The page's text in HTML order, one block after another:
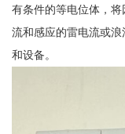
有条件的等电位体，
流和感应的雷电流或
和设备。